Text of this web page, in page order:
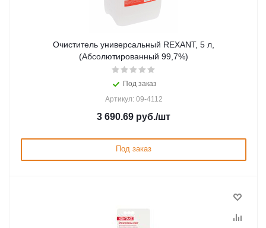
Очиститель универсальный REXANT, 5 л,
(Абсолютированный 99,7%)
Под заказ
Артикул: 09-4112
3 690.69 руб./шт
Под заказ